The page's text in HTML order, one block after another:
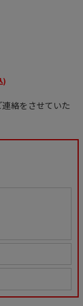
)
絡をさせていた